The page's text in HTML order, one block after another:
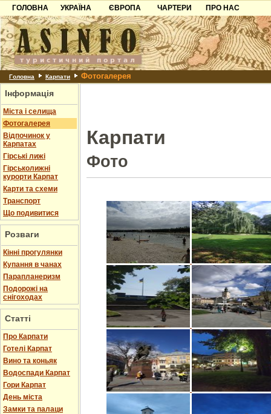
ГОЛОВНА
УКРАЇНА
Карпати
Азов
Причорноморря
Шацьк
ЄВРОПА
Чорногорія
Хорватія
Болгарія
Албанія
ЧАРТЕРИ
ПРО НАС
Контакти
Партнерам
Додати готель
Головна Карпати Фотогалерея
Інформація
Міста і селища
Фотогалерея
Відпочинок у
Карпатах
Гірські лижі
Гірськолижні
курорти Карпат
Карти та схеми
Транспорт
Що подивитися
Розваги
Кінні прогулянки
Купання в чанах
Парапланеризм
Подорожі на
снігоходах
Статті
Про Карпати
Готелі Карпат
Вино та коньяк
Водоспади Карпат
Гори Карпат
День міста
Замки та палаци
Карпати
Фото